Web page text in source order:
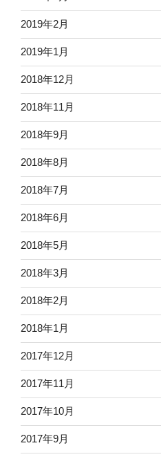
2019年2月
2019年1月
2018年12月
2018年11月
2018年9月
2018年8月
2018年7月
2018年6月
2018年5月
2018年3月
2018年2月
2018年1月
2017年12月
2017年11月
2017年10月
2017年9月